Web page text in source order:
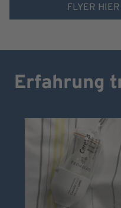
FLYER
Erfahrung